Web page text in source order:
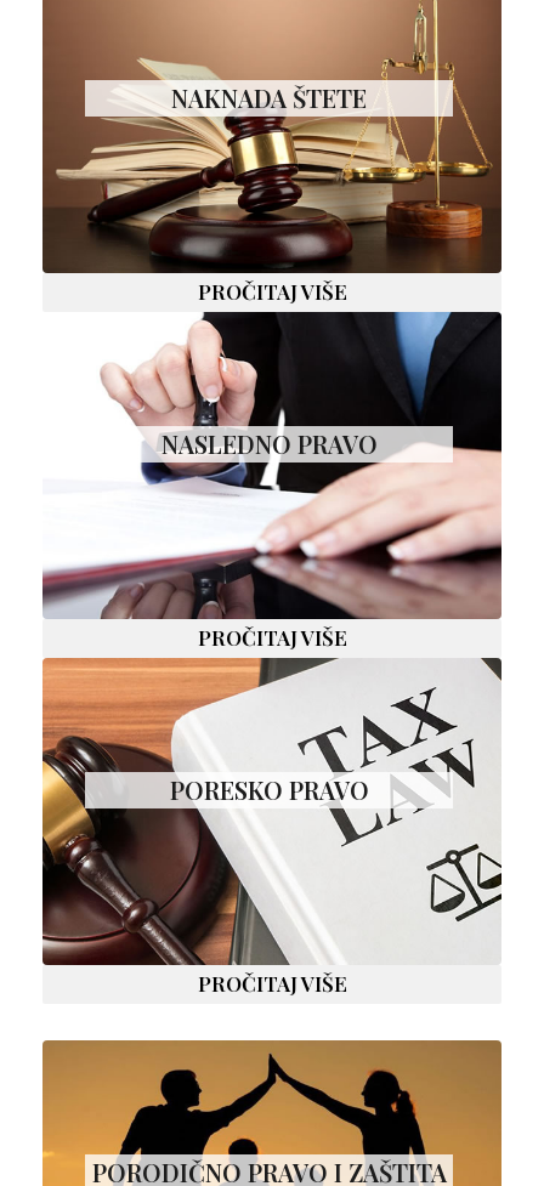
NAKNADA ŠTETE
PROČITAJ VIŠE
NASLEDNO PRAVO
PROČITAJ VIŠE
PORESKO PRAVO
PROČITAJ VIŠE
PORODIČNO PRAVO I ZAŠTITA